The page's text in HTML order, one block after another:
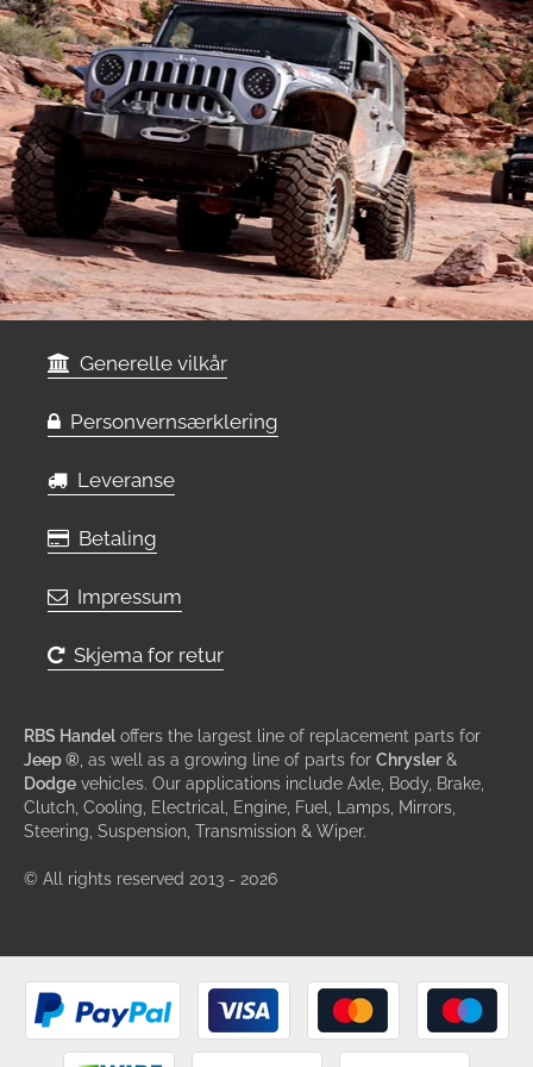
Generelle vilkår
Personvernsærklering
Leveranse
Betaling
Impressum
Skjema for retur
RBS Handel offers the largest line of replacement parts for
Jeep ® , as well as a growing line of parts for Chrysler &
Dodge vehicles. Our applications include Axle, Body, Brake,
Clutch, Cooling, Electrical, Engine, Fuel, Lamps, Mirrors,
Steering, Suspension, Transmission & Wiper.
© All rights reserved 2013 - 2026